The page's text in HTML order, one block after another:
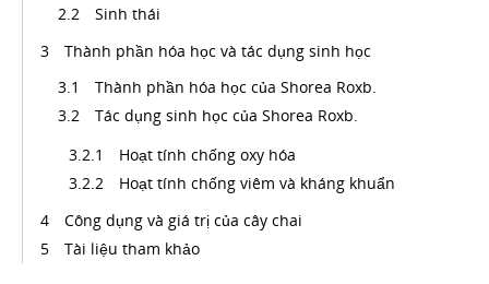
Sinh thái
Thành phần hóa học và tác dụng sinh học
Thành phần hóa học của Shorea Roxb.
Tác dụng sinh học của Shorea Roxb.
Hoạt tính chống oxy hóa
Hoạt tính chống viêm và kháng khuẩn
Công dụng và giá trị của cây chai
Tài liệu tham khảo